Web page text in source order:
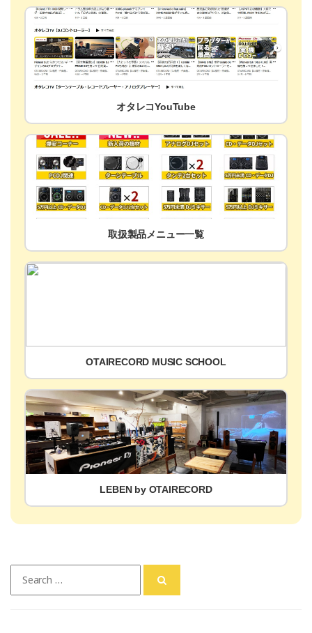
オタレコYouTube
取扱製品メニュー一覧
OTAIRECORD MUSIC SCHOOL
LEBEN by OTAIRECORD
for: